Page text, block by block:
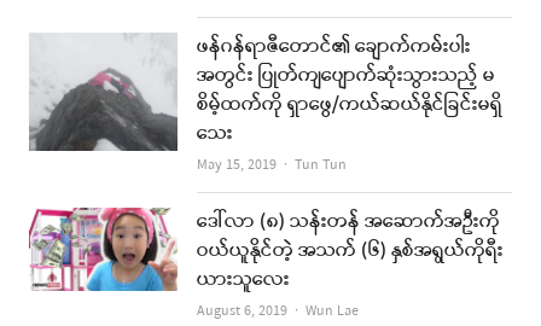
ဖန်ဂန်ရာဇီတောင်၏ ချောက်ကမ်းပါး
အတွင်း ပြုတ်ကျပျောက်ဆုံးသွားသည့် မ
စိမ့်ထက်ကို ရှာဖွေ/ကယ်ဆယ်နိုင်ခြင်းမရှိ
သေး
May 15, 2019 Author
Tun Tun
ဒေါ်လာ (၈) သန်းတန် အဆောက်အဦးကို
ဝယ်ယူနိုင်တဲ့ အသက် (၆) နှစ်အရွယ်ကိုရီး
ယားသူလေး
August 6, 2019 Author
Wun Lae